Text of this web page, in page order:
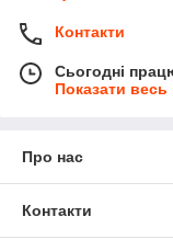
Контакти
Сьогодні
Показати весь
Про нас
Контакти